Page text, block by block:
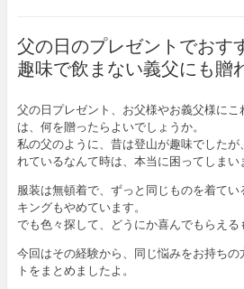
父の日のプレゼントでおす
趣味で飲まない義父にも贈
父の日プレゼント、お父様やお義父様にこ
は、何を贈ったらよいでしょうか。
私の父のように、昔は登山が趣味でした
れているなんて時は、本当に困ってしまい
服装は無頓着で、ずっと同じものを着て
キングもやめています。
でも色々探して、どうにか喜んでもらえる
今回はその経験から、同じ悩みをお持ち
トをまとめましたよ。